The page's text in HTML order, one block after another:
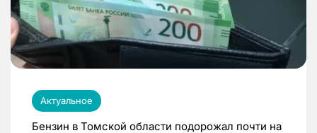
Актуальное
Бензин в Томской области подорожал почти на